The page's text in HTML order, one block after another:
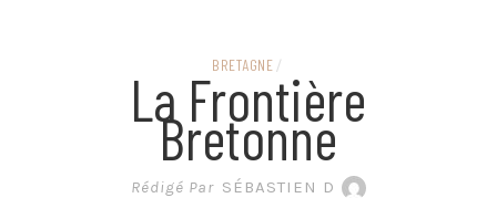
LITTÉRATURE EN
BANDE DESSINÉE
BRETAGNE /
La Frontière
Bretonne
Rédigé Par SÉBASTIEN D